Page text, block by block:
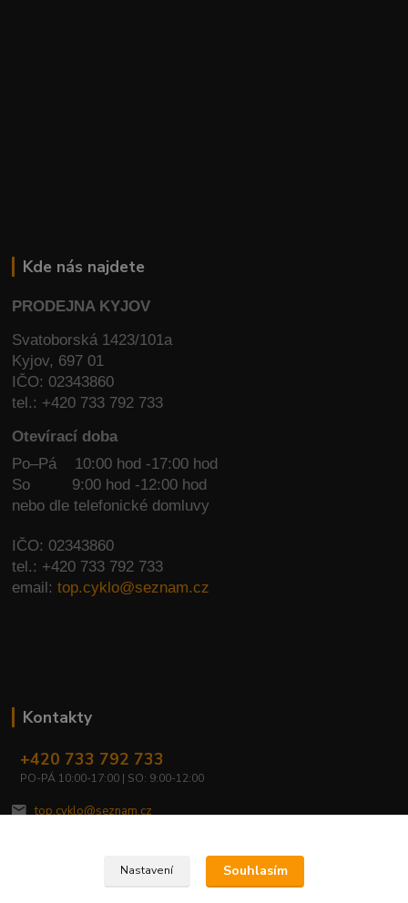
Kde nás najdete
PRODEJNA KYJOV
Svatoborská 1423/101a
Kyjov, 697 01
IČO: 02343860
tel.: +420 733 792 733
Otevírací doba
Po–Pá 10:00 hod -17:00 hod
So
9:00 hod -12:00 hod
nebo dle telefonické domluvy
IČO: 02343860
tel.: +420 733 792 733
email:top.cyklo@seznam.cz
Kontakty
+420 733 792 733
PO-PÁ 10:00-17:00 | SO: 9:00-12:00
top.cyklo@seznam.cz
Nastavení Souhlasím